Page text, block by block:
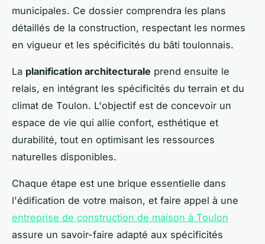
municipales. Ce dossier comprendra les plans
détaillés de la construction, respectant les normes
en vigueur et les spécificités du bâti toulonnais.
La planification architecturale prend ensuite le
relais, en intégrant les spécificités du terrain et du
climat de Toulon. L'objectif est de concevoir un
espace de vie qui allie confort, esthétique et
durabilité, tout en optimisant les ressources
naturelles disponibles.
Chaque étape est une brique essentielle dans
l'édification de votre maison, et faire appel à une
entreprise de construction de maison à Toulon
assure un savoir-faire adapté aux spécificités